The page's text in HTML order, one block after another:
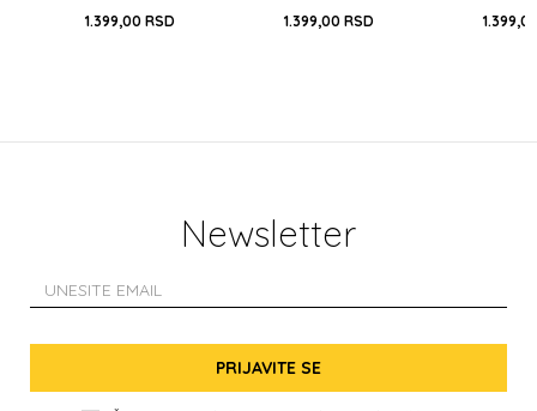
1.399,00 RSD 1.399,00 RSD
Newsletter
PRIJAVITE SE